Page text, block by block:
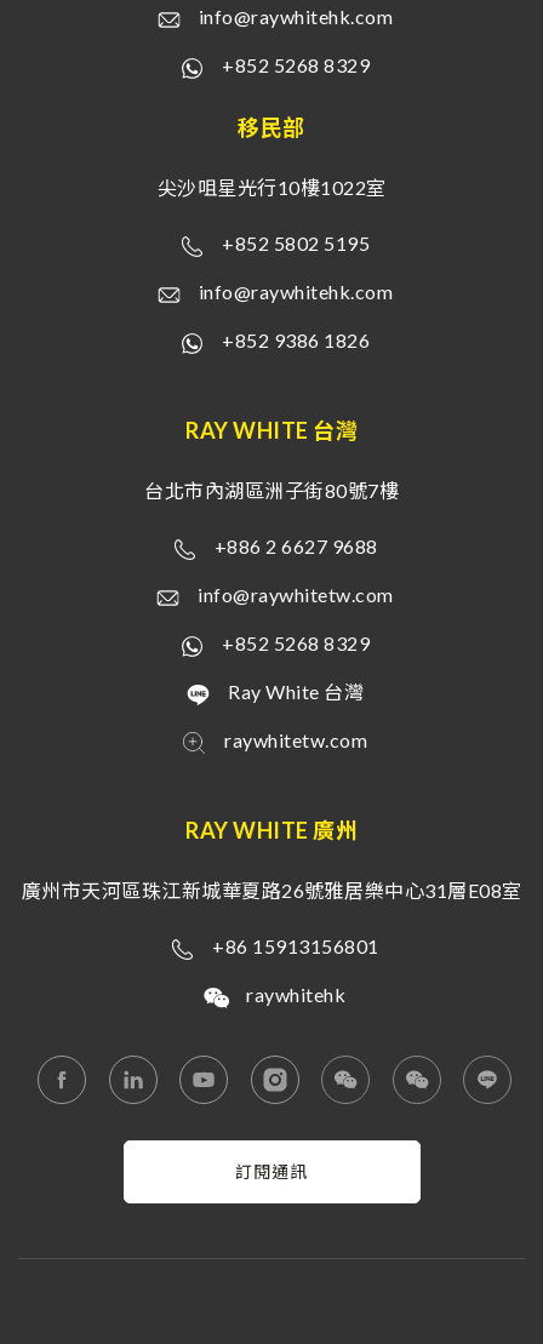
info@raywhitehk.com
+852 5268 8329
移民部
尖沙咀星光行10樓1022室
+852 5802 5195
info@raywhitehk.com
+852 9386 1826
RAY WHITE 台灣
台北市內湖區洲子街80號7樓
+886 2 6627 9688
info@raywhitetw.com
+852 5268 8329
Ray White 台灣
raywhitetw.com
RAY WHITE 廣州
廣州市天河區珠江新城華夏路26號雅居樂中心31層E08室
+86 15913156801
raywhitehk
訂閱通訊